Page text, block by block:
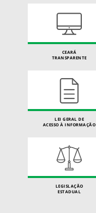
CEARÁ
TRANSPARENTE
LEI GERAL DE
ACESSO À INFORMAÇÃO
LEGISLAÇÃO
ESTADUAL